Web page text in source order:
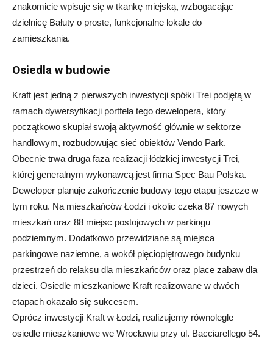
znakomicie wpisuje się w tkankę miejską, wzbogacając
dzielnicę Bałuty o proste, funkcjonalne lokale do
zamieszkania.
Osiedla w budowie
Kraft jest jedną z pierwszych inwestycji spółki Trei podjętą w
ramach dywersyfikacji portfela tego dewelopera, który
początkowo skupiał swoją aktywność głównie w sektorze
handlowym, rozbudowując sieć obiektów Vendo Park.
Obecnie trwa druga faza realizacji łódzkiej inwestycji Trei,
której generalnym wykonawcą jest firma Spec Bau Polska.
Deweloper planuje zakończenie budowy tego etapu jeszcze w
tym roku. Na mieszkańców Łodzi i okolic czeka 87 nowych
mieszkań oraz 88 miejsc postojowych w parkingu
podziemnym. Dodatkowo przewidziane są miejsca
parkingowe naziemne, a wokół pięciopiętrowego budynku
przestrzeń do relaksu dla mieszkańców oraz place zabaw dla
dzieci. Osiedle mieszkaniowe Kraft realizowane w dwóch
etapach okazało się sukcesem.
Oprócz inwestycji Kraft w Łodzi, realizujemy równolegle
osiedle mieszkaniowe we Wrocławiu przy ul. Bacciarellego 54.